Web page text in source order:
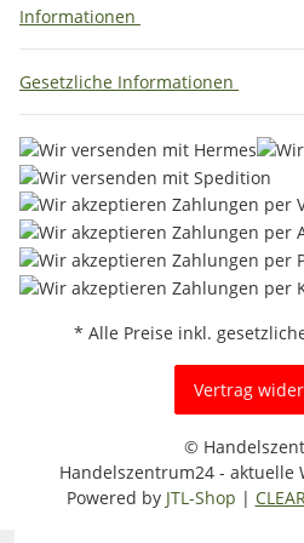
Informationen
Gesetzliche Informationen
* Alle Preise inkl.
Vertrag
©
Handelszentrum24 - aktuelle
Powered by JTL-Shop |